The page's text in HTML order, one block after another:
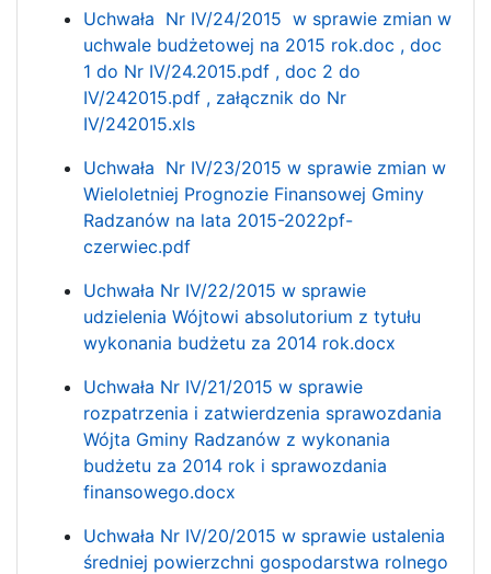
Uchwała Nr IV/24/2015 w sprawie zmian w
uchwale budżetowej na 2015 rok.doc , doc
1 do Nr IV/24.2015.pdf , doc 2 do
IV/242015.pdf , załącznik do Nr
IV/242015.xls
Uchwała Nr IV/23/2015 w sprawie zmian w
Wieloletniej Prognozie Finansowej Gminy
Radzanów na lata 2015-2022pf-
czerwiec.pdf
Uchwała Nr IV/22/2015 w sprawie
udzielenia Wójtowi absolutorium z tytułu
wykonania budżetu za 2014 rok.docx
Uchwała Nr IV/21/2015 w sprawie
rozpatrzenia i zatwierdzenia sprawozdania
Wójta Gminy Radzanów z wykonania
budżetu za 2014 rok i sprawozdania
finansowego.docx
Uchwała Nr IV/20/2015 w sprawie ustalenia
średniej powierzchni gospodarstwa rolnego